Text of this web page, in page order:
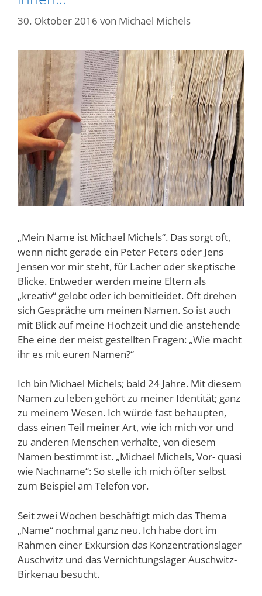
30. Oktober 2016 von Michael Michels
„Mein Name ist Michael Michels“. Das sorgt oft,
wenn nicht gerade ein Peter Peters oder Jens
Jensen vor mir steht, für Lacher oder skeptische
Blicke. Entweder werden meine Eltern als
„kreativ“ gelobt oder ich bemitleidet. Oft drehen
sich Gespräche um meinen Namen. So ist auch
mit Blick auf meine Hochzeit und die anstehende
Ehe eine der meist gestellten Fragen: „Wie macht
ihr es mit euren Namen?“
Ich bin Michael Michels; bald 24 Jahre. Mit diesem
Namen zu leben gehört zu meiner Identität; ganz
zu meinem Wesen. Ich würde fast behaupten,
dass einen Teil meiner Art, wie ich mich vor und
zu anderen Menschen verhalte, von diesem
Namen bestimmt ist. „Michael Michels, Vor- quasi
wie Nachname“: So stelle ich mich öfter selbst
zum Beispiel am Telefon vor.
Seit zwei Wochen beschäftigt mich das Thema
„Name“ nochmal ganz neu. Ich habe dort im
Rahmen einer Exkursion das Konzentrationslager
Auschwitz und das Vernichtungslager Auschwitz-
Birkenau besucht.